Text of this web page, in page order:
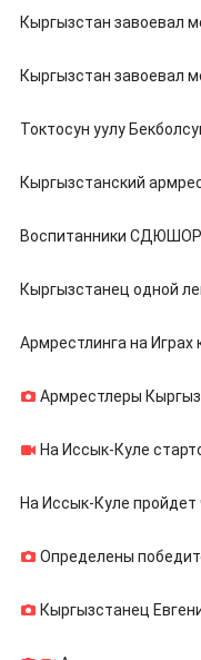
Кыргызстан завоевал
Кыргызстан завоевал
Токтосун уулу
Кыргызстанский
Воспитанники СДЮШОР
Кыргызстанец одной
Армрестлинга на Играх
Армрестлеры
На Иссык-Куле
На Иссык-Куле
Определены
Кыргызстанец